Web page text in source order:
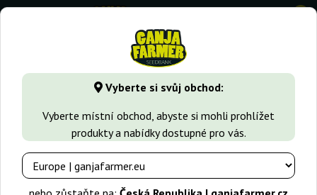
Vyberte si svůj obchod:
Vyberte místní obchod, abyste si mohli prohlížet
produkty a nabídky dostupné pro vás.
0
GanjaFarmer.cz Druhy Marihuany Haze One Love Haze